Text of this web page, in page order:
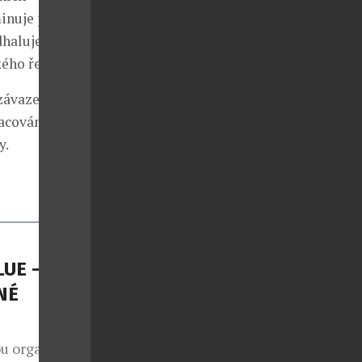
potřeba
řemesla.
–
organizací